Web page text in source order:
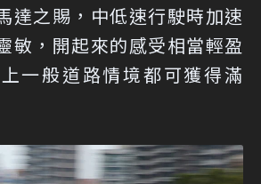
達之賜，中低速行駛時加速
敏，開起來的感受相當輕盈
一般道路情境都可獲得滿